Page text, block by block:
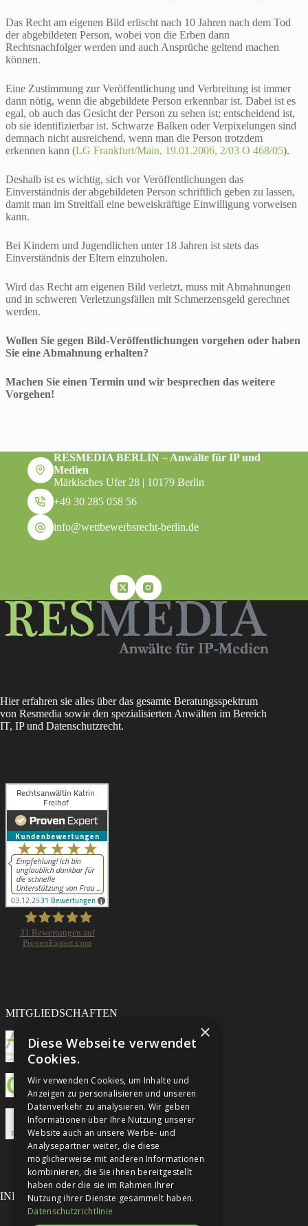
Das Recht am eigenen Bild erlischt nach 10 Jahren nach dem Tod
der abgebildeten Person, wobei von die Erben dann
Rechtsnachfolger werden und auch Ansprüche geltend machen
können.
Eine Zustimmung zur Veröffentlichung und Verbreitung ist immer
dann nötig, wenn die abgebildete Person erkennbar ist. Dabei ist es
egal, ob auch das Gesicht der Person zu sehen ist; entscheidend ist,
ob sie identifizierbar ist. Schwarze Balken oder Verpixelungen sind
demnach nicht ausreichend, wenn man die Person trotzdem
erkennen kann (LG Frankfurt/Main, 19.01.2006, 2/03 O 468/05).
Deshalb ist es wichtig, sich vor Veröffentlichungen das
Einverständnis der abgebildeten Person schriftlich geben zu lassen,
damit man im Streitfall eine beweiskräftige Einwilligung vorweisen
kann.
Bei Kindern und Jugendlichen unter 18 Jahren ist stets das
Einverständnis der Eltern einzuholen.
Wird das Recht am eigenen Bild verletzt, muss mit Abmahnungen
und in schweren Verletzungsfällen mit Schmerzensgeld gerechnet
werden.
Wollen Sie gegen Bild-Veröffentlichungen vorgehen oder haben
Sie eine Abmahnung erhalten?
Machen Sie einen Termin und wir besprechen das weitere
Vorgehen!
RESMEDIA BERLIN – Anwälte für IP und
Medien
Märkisches Ufer 28 | 10179 Berlin
+49 30 285 058 56
info@wettbewerbsrecht-berlin.de
Hier erfahren sie alles über das gesamte Beratungsspektrum
von Resmedia sowie den spezialisierten Anwälten im Bereich
IT, IP und Datenschutzrecht.
31 Bewertungen auf
ProvenExpert.com
MITGLIEDSCHAFTEN
INFORMATIONEN
×
Diese Webseite verwendet
Cookies.
Wir verwenden Cookies, um Inhalte und
Anzeigen zu personalisieren und unseren
Datenverkehr zu analysieren. Wir geben
Informationen über Ihre Nutzung unserer
Website auch an unsere Werbe- und
Analysepartner weiter, die diese
möglicherweise mit anderen Informationen
kombinieren, die Sie ihnen bereitgestellt
haben oder die sie im Rahmen Ihrer
Nutzung ihrer Dienste gesammelt haben.
Datenschutzrichtlinie